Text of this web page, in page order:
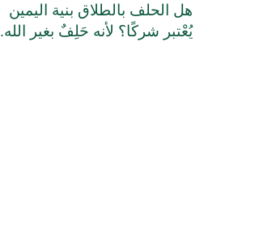
هل الحلف بالطلاق بنية اليمين
يُعْتبر شركًا؟ لأنه حَلِفٌ بغير الله.